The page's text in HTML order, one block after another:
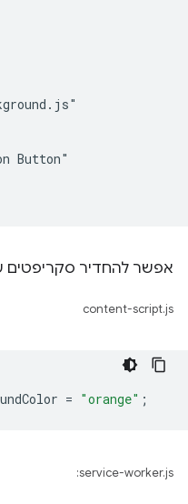
Button"
אפשר להחדיר סקריפטים
content-script.js
= "orange" ;
service-worker.js: